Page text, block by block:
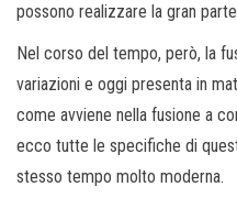
possono realizzare la gran
Nel corso del tempo, però, la
variazioni e oggi presenta in
come avviene nella fusione a
ecco tutte le specifiche di
stesso tempo molto moderna.